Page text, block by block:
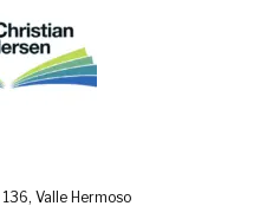
Valle Hermoso